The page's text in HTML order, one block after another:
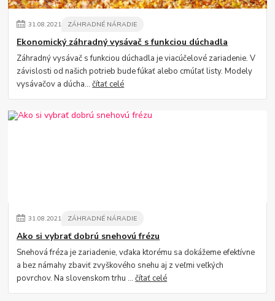
31.08.2021 ZÁHRADNÉ NÁRADIE
Ekonomický záhradný vysávač s funkciou dúchadla
Záhradný vysávač s funkciou dúchadla je viacúčelové zariadenie. V
závislosti od našich potrieb bude fúkať alebo cmúľať listy. Modely
vysávačov a dúcha...čítať celé
31.08.2021 ZÁHRADNÉ NÁRADIE
Ako si vybrať dobrú snehovú frézu
Snehová fréza je zariadenie, vďaka ktorému sa dokážeme efektívne
a bez námahy zbaviť zvyškového snehu aj z veľmi veľkých
povrchov. Na slovenskom trhu ...čítať celé